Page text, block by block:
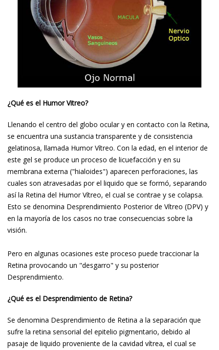
¿Qué es el Humor Vitreo?
Llenando el centro del globo ocular y en contacto con la Retina,
se encuentra una sustancia transparente y de consistencia
gelatinosa, llamada Humor Vítreo. Con la edad, en el interior de
este gel se produce un proceso de licuefacción y en su
membrana externa ("hialoides") aparecen perforaciones, las
cuales son atravesadas por el liquido que se formó, separando
así la Retina del Humor Vítreo, el cual se contrae y se colapsa.
Esto se denomina Desprendimiento Posterior de Vítreo (DPV) y
en la mayoría de los casos no trae consecuencias sobre la
visión.
Pero en algunas ocasiones este proceso puede traccionar la
Retina provocando un "desgarro" y su posterior
Desprendimiento.
¿Qué es el Desprendimiento de Retina?
Se denomina Desprendimiento de Retina a la separación que
sufre la retina sensorial del epitelio pigmentario, debido al
pasaje de liquido proveniente de la cavidad vítrea, el cual se